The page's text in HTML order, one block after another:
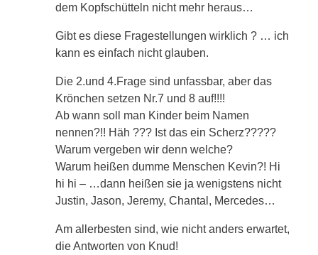
dem Kopfschütteln nicht mehr heraus…
Gibt es diese Fragestellungen wirklich ? … ich
kann es einfach nicht glauben.
Die 2.und 4.Frage sind unfassbar, aber das
Krönchen setzen Nr.7 und 8 auf!!!!
Ab wann soll man Kinder beim Namen
nennen?!! Häh ??? Ist das ein Scherz?????
Warum vergeben wir denn welche?
Warum heißen dumme Menschen Kevin?! Hi
hi hi – …dann heißen sie ja wenigstens nicht
Justin, Jason, Jeremy, Chantal, Mercedes…
Am allerbesten sind, wie nicht anders erwartet,
die Antworten von Knud!